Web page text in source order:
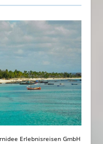
Erlebnisreisen GmbH